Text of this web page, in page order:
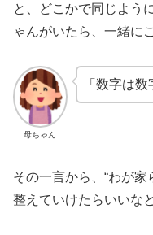
と、どこかで同じよう
ゃんがいたら、一緒に
母ちゃん
「数字は
その一言から、“わが家
整えていけたらいいな